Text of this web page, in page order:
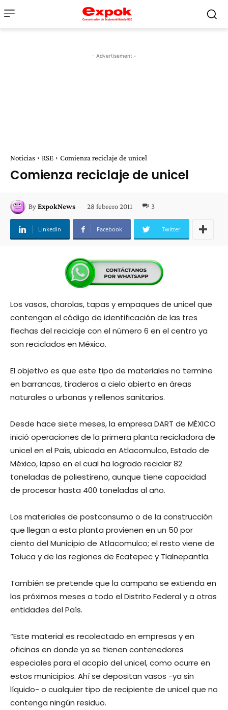
- Advertisement -
Noticias RSE Comienza reciclaje de unicel
Comienza reciclaje de unicel
ByExpokNews 28 febrero 2011 3
Linkedin Facebook Twitter
Los vasos, charolas, tapas y empaques de unicel que
contengan el código de identificación de las tres
flechas del reciclaje con el número 6 en el centro ya
son reciclados en México.
El objetivo es que este tipo de materiales no termine
en barrancas, tiraderos a cielo abierto en áreas
naturales o urbanas y rellenos sanitarios.
Desde hace siete meses, la empresa DART de MÉXICO
inició operaciones de la primera planta recicladora de
unicel en el País, ubicada en Atlacomulco, Estado de
México, lapso en el cual ha logrado reciclar 82
toneladas de poliestireno, aunque tiene capacidad
de procesar hasta 400 toneladas al año.
Los materiales de postconsumo o de la construcción
que llegan a esta planta provienen en un 50 por
ciento del Municipio de Atlacomulco; el resto viene de
Toluca y de las regiones de Ecatepec y Tlalnepantla.
También se pretende que la campaña se extienda en
los próximos meses a todo el Distrito Federal y a otras
entidades del País.
“Este material es recolectado en empresas y en
oficinas en donde ya se tienen contenedores
especiales para el acopio del unicel, como ocurre en
estos municipios. Ahí se depositan vasos -ya sin
líquido- o cualquier tipo de recipiente de unicel que no
contenga ningún residuo.